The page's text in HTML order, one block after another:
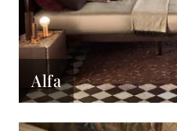
Alfa